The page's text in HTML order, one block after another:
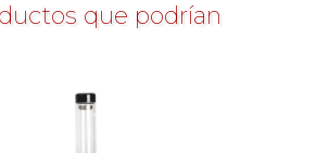
que podrían